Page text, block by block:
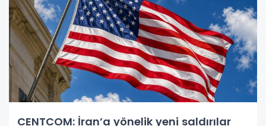
CENTCOM: İran’a yönelik yeni saldırılar